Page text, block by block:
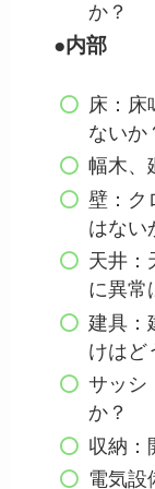
か？
●内部
床：床
ないか
幅木、
壁：ク
はない
天井：
に異常
建具：
けはど
サッシ
か？
収納：
電気設